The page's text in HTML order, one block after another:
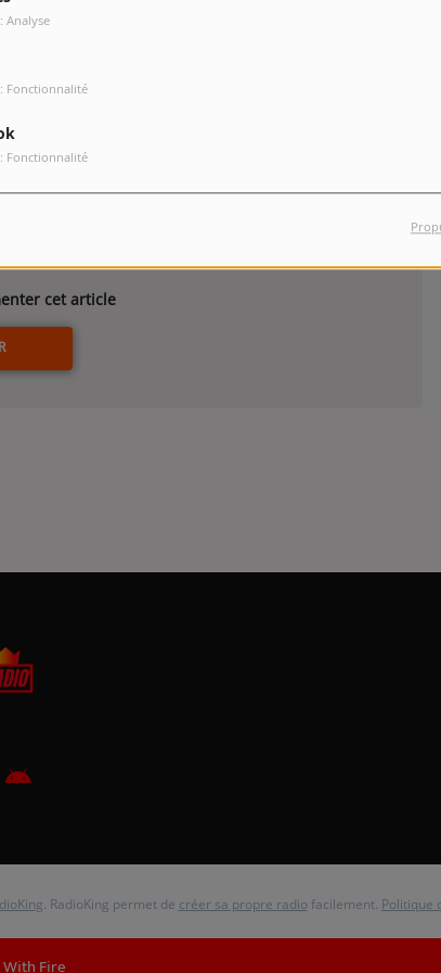
Analyse
Fonctionnalité
Fonctionnalité
Fire
cet article
. RadioKing permet de créer sa propre radio facilement. Politique